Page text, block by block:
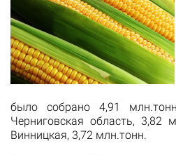
было собрано 4,91
Черниговская область, 3,82
Винницкая, 3,72 млн.тонн.